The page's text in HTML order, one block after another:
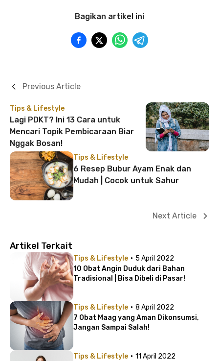
Bagikan artikel ini
Tips & Lifestyle
Lagi PDKT? Ini 13 Cara untuk
Mencari Topik Pembicaraan Biar
Nggak Bosan!
Previous Article
Tips & Lifestyle
6 Resep Bubur Ayam Enak dan
Mudah | Cocok untuk Sahur
Next Article
Artikel Terkait
Tips & Lifestyle · 5 April 2022
10 Obat Angin Duduk dari Bahan
Tradisional | Bisa Dibeli di Pasar!
Tips & Lifestyle · 8 April 2022
7 Obat Maag yang Aman Dikonsumsi,
Jangan Sampai Salah!
Tips & Lifestyle · 11 April 2022